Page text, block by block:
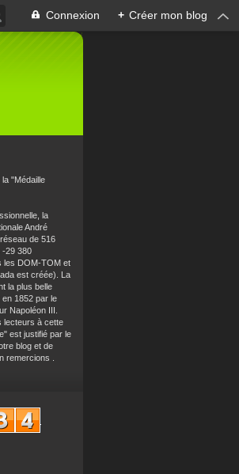
Connexion + Créer mon blog
la "Médaille
la
André
de 516
-29 380
les DOM-TOM et
est créée). La
la plus belle
1852 par le
Napoléon III.
lecteurs à cette
est justifié par le
blog et de
remercions .